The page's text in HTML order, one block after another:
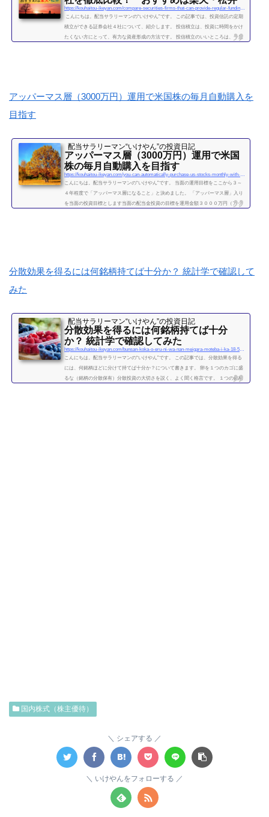
https://kouhaitou-ikeyan.com/compare-securities-firms-that-can-provide-regular-funding-for-mutual-funds
こんにちは。配当サラリーマンの“いけやん”です。 この記事では、投資信託の定期
積立ができる証券会社４社について、紹介します。 投信積立は、投資に時間をかけ
たくない方にとって、有力な資産形成の方法です。 投信積立のいいところは、一度
続きを読む
アッパーマス層（3000万円）運用で米国株の毎月自動購入を
目指す
配当サラリーマン“いけやん”の投資日記 ​
アッパーマス層（3000万円）運用で米国
株の毎月自動購入を目指す
https://kouhaitou-ikeyan.com/you-can-automatically-purchase-us-stocks-monthly-with-upper-mass-management
こんにちは。配当サラリーマンの“いけやん”です。 当面の運用目標をここから３～
４年程度で「アッパーマス層になること」と決めました。 「アッパーマス層」入り
を当面の投資目標とします当面の配当金投資の目標を運用金額３０００万円（アッ
分散効果を得るには何銘柄持てば十分か？ 統計学で確認して
みた
配当サラリーマン“いけやん”の投資日記 ​
分散効果を得るには何銘柄持てば十分
か？ 統計学で確認してみた
https://kouhaitou-ikeyan.com/bunsan-koka-o-eru-ni-wa-nan-meigara-moteba-i-ka-18-5000-how-many-stocks-should-i-have-for-the-diversification-effect
こんにちは。配当サラリーマンの“いけやん”です。 この記事では、分散効果を得る
には、何銘柄ほどに分けて持てば十分か？について書きます。 卵を１つのカゴに盛
るな（銘柄の分散保有）分散投資の大切さを説く、よく聞く格言です。 １つの銘柄
国内株式（株主優待）
シェアする
いけやんをフォローする